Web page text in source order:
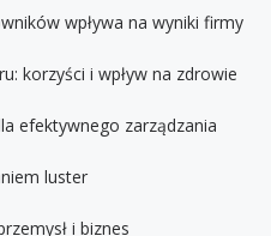
wpływa na wyniki firmy
korzyści i wpływ na zdrowie
efektywnego zarządzania
luster
i biznes